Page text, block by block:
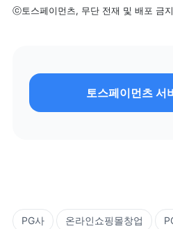
ⓒ토스페이먼츠, 무단 전재 및 배포 금지
토스페이먼츠 서
PG사 온라인쇼핑몰창업